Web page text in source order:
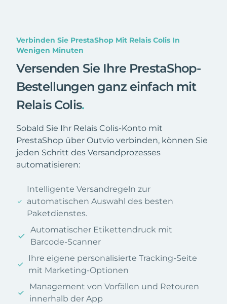
Verbinden Sie PrestaShop Mit Relais Colis In
Wenigen Minuten
Versenden Sie Ihre PrestaShop-
Bestellungen ganz einfach mit
Relais Colis.
Sobald Sie Ihr Relais Colis-Konto mit
PrestaShop über Outvio verbinden, können Sie
jeden Schritt des Versandprozesses
automatisieren:
Intelligente Versandregeln zur
automatischen Auswahl des besten
Paketdienstes.
Automatischer Etikettendruck mit
Barcode-Scanner
Ihre eigene personalisierte Tracking-Seite
mit Marketing-Optionen
Management von Vorfällen und Retouren
innerhalb der App